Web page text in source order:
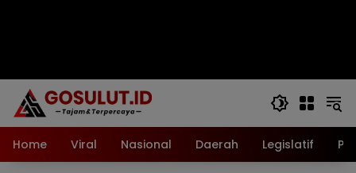
Home Viral Nasional Daerah Legislatif